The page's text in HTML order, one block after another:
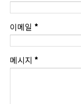
이메일 *
메시지 *